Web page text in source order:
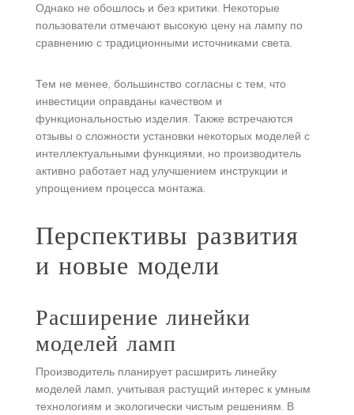
Однако не обошлось и без критики. Некоторые
пользователи отмечают высокую цену на лампу по
сравнению с традиционными источниками света.
Тем не менее, большинство согласны с тем, что
инвестиции оправданы качеством и
функциональностью изделия. Также встречаются
отзывы о сложности установки некоторых моделей с
интеллектуальными функциями, но производитель
активно работает над улучшением инструкции и
упрощением процесса монтажа.
Перспективы развития
и новые модели
Расширение линейки
моделей ламп
Производитель планирует расширить линейку
моделей ламп, учитывая растущий интерес к умным
технологиям и экологически чистым решениям. В